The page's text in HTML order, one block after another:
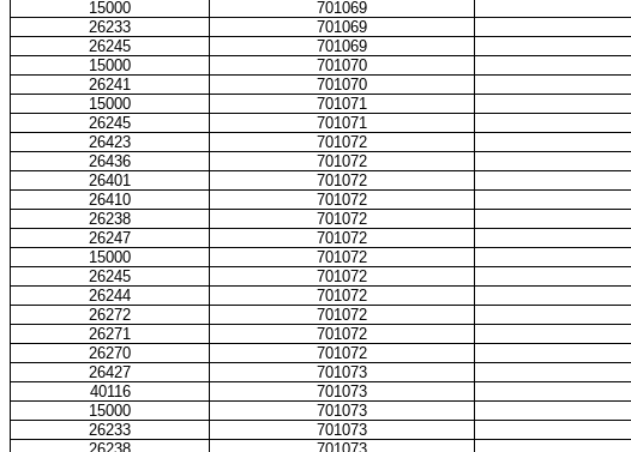
15000
701069
26233
701069
26245
701069
15000
701070
26241
701070
15000
701071
26245
701071
26423
701072
26436
701072
26401
701072
26410
701072
26238
701072
26247
701072
15000
701072
26245
701072
26244
701072
26272
701072
26271
701072
26270
701072
26427
701073
40116
701073
15000
701073
26233
701073